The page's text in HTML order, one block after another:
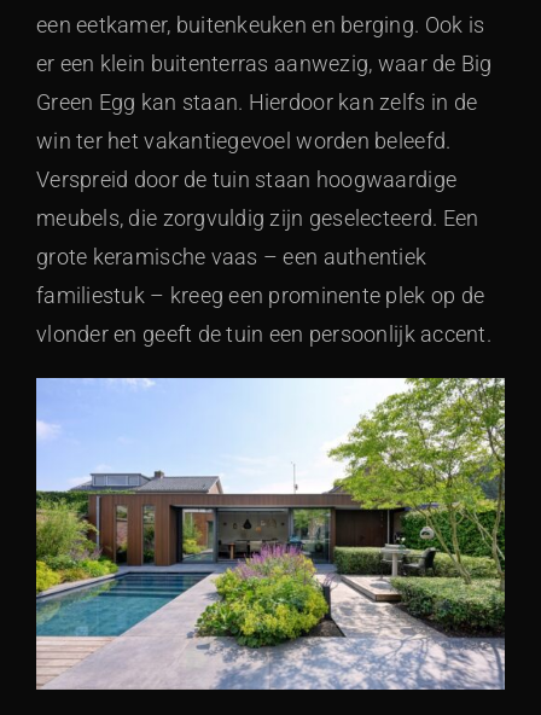
een eetkamer, buitenkeuken en berging. Ook is
er een klein buitenterras aanwezig, waar de Big
Green Egg kan staan. Hierdoor kan zelfs in de
win ter het vakantiegevoel worden beleefd.
Verspreid door de tuin staan hoogwaardige
meubels, die zorgvuldig zijn geselecteerd. Een
grote keramische vaas – een authentiek
familiestuk – kreeg een prominente plek op de
vlonder en geeft de tuin een persoonlijk accent.